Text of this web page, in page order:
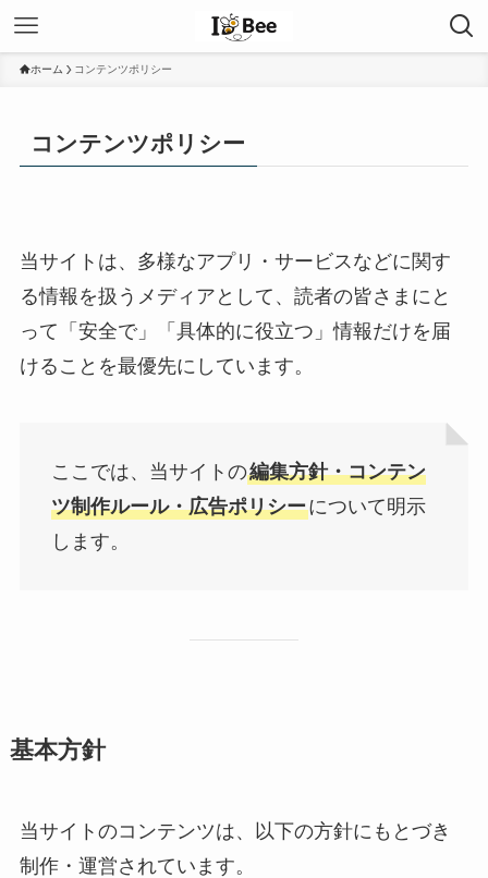
ホーム コンテンツポリシー
コンテンツポリシー
当サイトは、多様なアプリ・サービスなどに関す
る情報を扱うメディアとして、読者の皆さまにと
って「安全で」「具体的に役立つ」情報だけを届
けることを最優先にしています。
ここでは、当サイトの編集方針・コンテン
ツ制作ルール・広告ポリシーについて明示
します。
基本方針
当サイトのコンテンツは、以下の方針にもとづき
制作・運営されています。